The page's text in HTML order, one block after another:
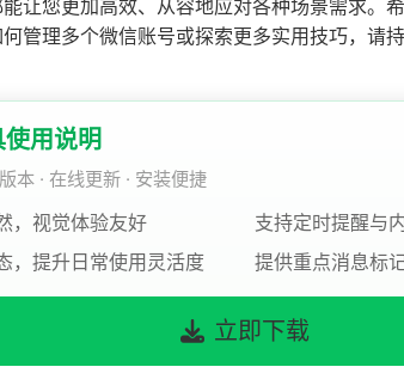
让您更加高效、从容地应对各种场景需求。
管理多个微信账号或探索更多实用技巧，请
用说明
本 · 在线更新 · 安装便捷
，视觉体验友好
支持定时提醒与
，提升日常使用灵活度
提供重点消息标
立即下载